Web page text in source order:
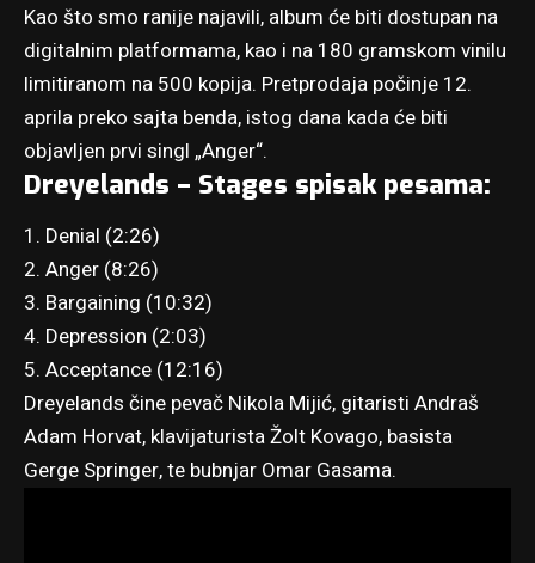
Kao što smo ranije najavili, album će biti dostupan na
digitalnim platformama, kao i na 180 gramskom vinilu
limitiranom na 500 kopija. Pretprodaja počinje 12.
aprila preko sajta benda, istog dana kada će biti
objavljen prvi singl „Anger“.
Dreyelands – Stages spisak pesama:
1. Denial (2:26)
2. Anger (8:26)
3. Bargaining (10:32)
4. Depression (2:03)
5. Acceptance (12:16)
Dreyelands čine pevač Nikola Mijić, gitaristi Andraš
Adam Horvat, klavijaturista Žolt Kovago, basista
Gerge Springer, te bubnjar Omar Gasama.